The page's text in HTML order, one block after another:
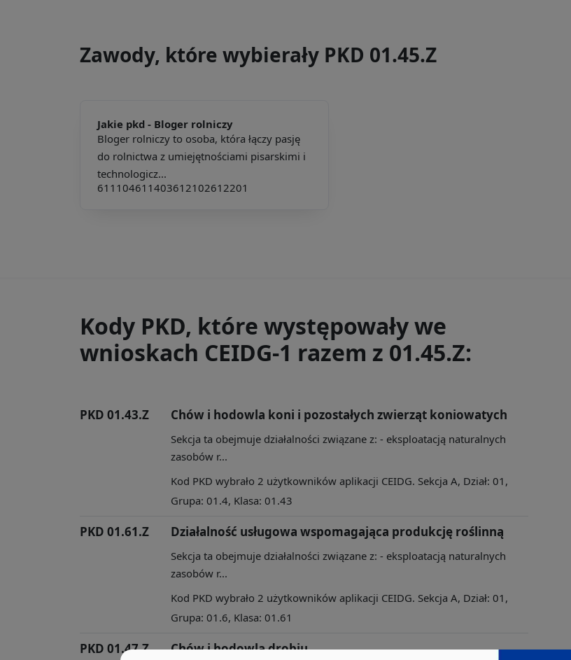
Zawody, które wybierały PKD 01.45.Z
Jakie pkd - Bloger rolniczy
Bloger rolniczy to osoba, która łączy pasję
do rolnictwa z umiejętnościami pisarskimi i
technologicz...
611104611403612102612201
Kody PKD, które występowały we
wnioskach CEIDG-1 razem z 01.45.Z:
PKD 01.43.Z Chów i hodowla koni i pozostałych zwierząt koniowatych
Sekcja ta obejmuje działalności związane z: - eksploatacją naturalnych
zasobów r...
Kod PKD wybrało 2 użytkowników aplikacji CEIDG. Sekcja A, Dział: 01,
Grupa: 01.4, Klasa: 01.43
PKD 01.61.Z Działalność usługowa wspomagająca produkcję roślinną
Sekcja ta obejmuje działalności związane z: - eksploatacją naturalnych
zasobów r...
Kod PKD wybrało 2 użytkowników aplikacji CEIDG. Sekcja A, Dział: 01,
Grupa: 01.6, Klasa: 01.61
PKD 01.47.Z Chów i hodowla drobiu